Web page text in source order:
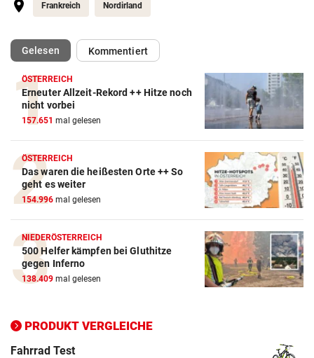
Frankreich Nordirland
Gelesen(ausgewählt)Kommentiert
ÖSTERREICH
Erneuter Allzeit-Rekord ++ Hitze noch
nicht vorbei
157.651 mal gelesen
ÖSTERREICH
Das waren die heißesten Orte ++ So
geht es weiter
154.996 mal gelesen
NIEDERÖSTERREICH
500 Helfer kämpfen bei Gluthitze
gegen Inferno
138.409 mal gelesen
PRODUKT VERGLEICHE
Action-Cam Vergleich
ZUM VERGLEICH
Crosstrainer Vergleich
ZUM VERGLEICH
E-Bike Vergleich
ZUM VERGLEICH
Elektro-Scooter Vergleich
ZUM VERGLEICH
ZUM VERGLEICH
Fahrrad Test